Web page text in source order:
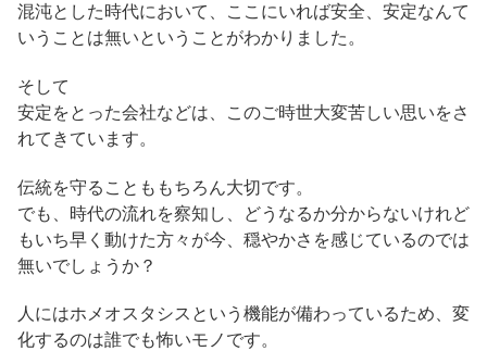
混沌とした時代において、ここにいれば安全、安定なんて
いうことは無いということがわかりました。
そして
安定をとった会社などは、このご時世大変苦しい思いをさ
れてきています。
伝統を守ることももちろん大切です。
でも、時代の流れを察知し、どうなるか分からないけれど
もいち早く動けた方々が今、穏やかさを感じているのでは
無いでしょうか？
人にはホメオスタシスという機能が備わっているため、変
化するのは誰でも怖いモノです。